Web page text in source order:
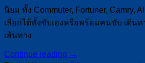
นิยม ทั้ง Commuter, Fortuner, Camry,
เลือกได้ทั้งขับเองหรือพร้อมคนขับ เดิน
เส้นทาง
Continue reading →